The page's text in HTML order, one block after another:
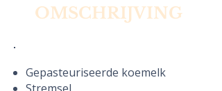
OMSCHRIJVING
Gepasteuriseerde koemelk